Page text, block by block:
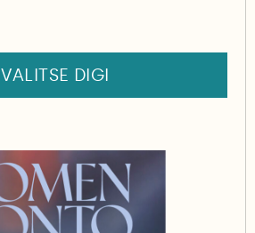
VALITSE DIGI